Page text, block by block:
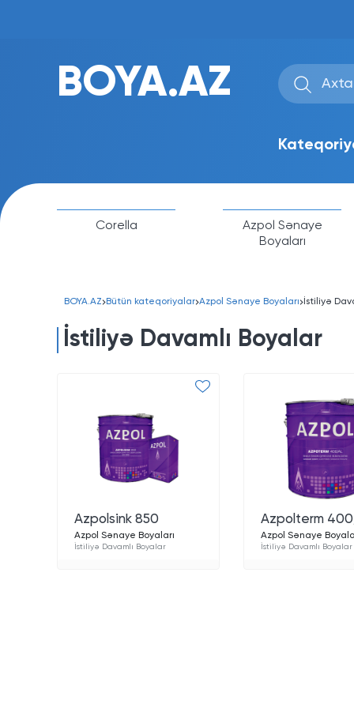
BOYA.AZ
Corella
Azpol Sənaye
Boyaları
BOYA.AZ Bütün kateqoriyalar Azpol Sənaye Boyaları İstiliyə
İstiliyə Davamlı Boyalar
Azpolsink 850
Azpol Sənaye Boyaları
İstiliyə Davamlı Boyalar
Azpolterm
Azpol Sənaye
İstiliyə Davamlı Boyalar